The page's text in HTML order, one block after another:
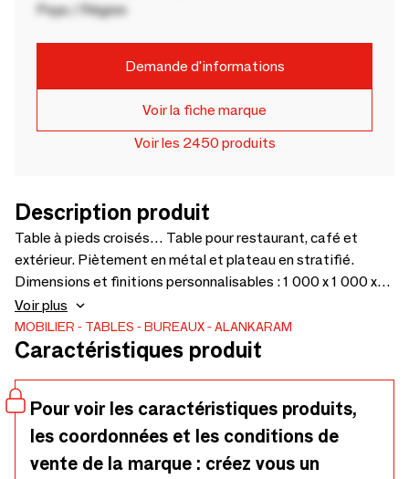
Pays / Région
Demande d'informations
Voir la fiche marque
Voir les 2450 produits
Description produit
Table à pieds croisés… Table pour restaurant, café et
extérieur. Piètement en métal et plateau en stratifié.
Dimensions et finitions personnalisables : 1 000 x 1 000 x
750 cm.
Voir plus
MOBILIER TABLES BUREAUX ALANKARAM
Caractéristiques produit
Pour voir les caractéristiques produits,
les coordonnées et les conditions de
vente de la marque : créez vous un